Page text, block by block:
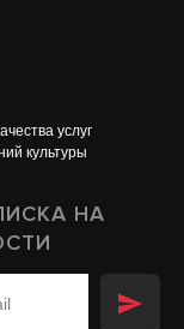
услуг
культуры
НА